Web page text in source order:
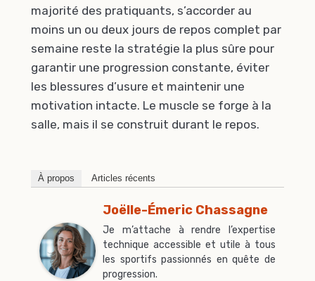
majorité des pratiquants, s’accorder au
moins un ou deux jours de repos complet par
semaine reste la stratégie la plus sûre pour
garantir une progression constante, éviter
les blessures d’usure et maintenir une
motivation intacte. Le muscle se forge à la
salle, mais il se construit durant le repos.
À propos Articles récents
Joëlle-Émeric Chassagne
Je m’attache à rendre l’expertise
technique accessible et utile à tous
les sportifs passionnés en quête de
progression.